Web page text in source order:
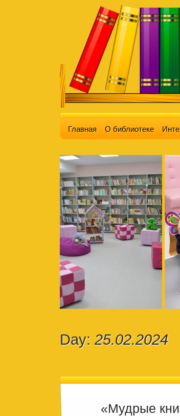
Главная О библиотеке
Day: 25.02.2024
«Мудрые